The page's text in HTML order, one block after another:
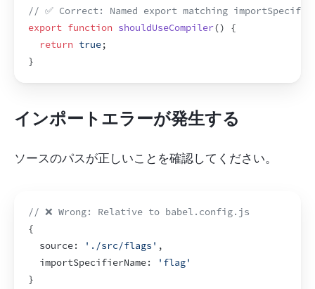
// ✅ Correct: Named export matching
export function shouldUseCompiler()
{
return true;
}
インポートエラーが発生する
ソースのパスが正しいことを確認してください。
// ❌ Wrong: Relative to babel.config.js
{
  source
: './src/flags' ,
importSpecifierName:
'flag'
}